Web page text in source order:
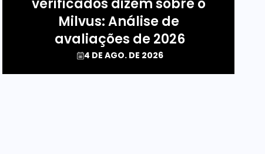
verificados dizem sobre o
Milvus: Análise de
avaliações de 2026
4 DE AGO. DE 2026